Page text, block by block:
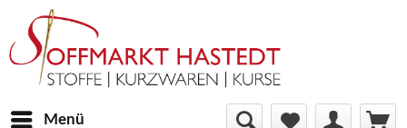
Menü